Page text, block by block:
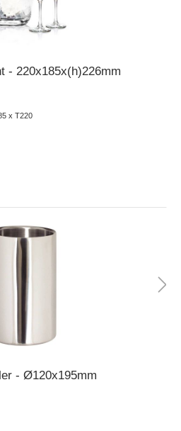
- 220x185x(h)226mm
x T220
- Ø120x195mm